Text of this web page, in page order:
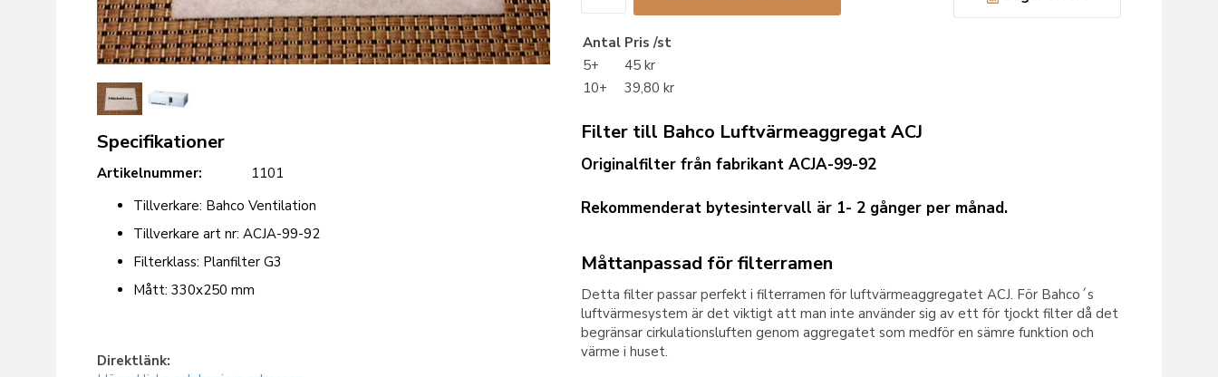
Antal Pris /st
5+
45 kr
10+
39,80 kr
Filter till Bahco Luftvärmeaggregat ACJ
Originalfilter från fabrikant ACJA-99-92
Rekommenderat bytesintervall är 1- 2 gånger per månad.
Måttanpassad för filterramen
Detta filter passar perfekt i filterramen för luftvärmeaggregatet ACJ. För Bahco´s
luftvärmesystem är det viktigt att man inte använder sig av ett för tjockt filter då det
begränsar cirkulationsluften genom aggregatet som medför en sämre funktion och
värme i huset.
Specifikationer
Artikelnummer:
1101
Tillverkare: Bahco Ventilation
Tillverkare art nr: ACJA-99-92
Filterklass: Planfilter G3
Mått: 330x250 mm
Direktlänk: